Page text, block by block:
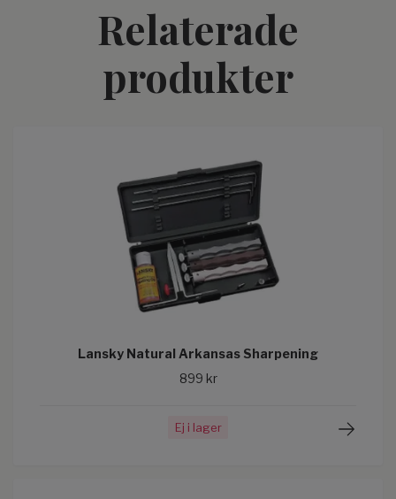
Relaterade
produkter
Lansky Natural Arkansas Sharpening
899 kr
Ej i lager